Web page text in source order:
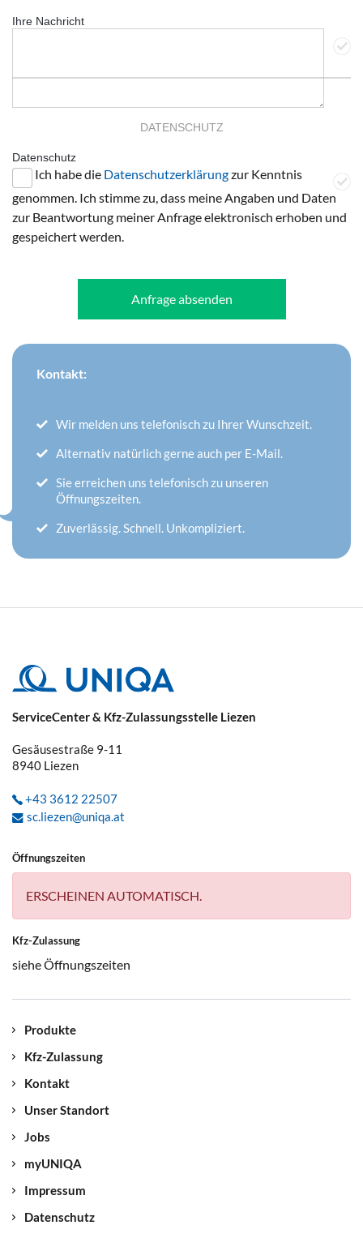
Ihre Nachricht
DATENSCHUTZ
Datenschutz
Ich habe die Datenschutzerklärungzur Kenntnis
genommen. Ich stimme zu, dass meine Angaben und Daten
zur Beantwortung meiner Anfrage elektronisch erhoben und
gespeichert werden.
Anfrage absenden
Kontakt:
Wir melden uns telefonisch zu Ihrer Wunschzeit.
Alternativ natürlich gerne auch per E-Mail.
Sie erreichen uns telefonisch zu unseren
Öffnungszeiten.
Zuverlässig. Schnell. Unkompliziert.
ServiceCenter & Kfz-Zulassungsstelle Liezen
Gesäusestraße 9-11
8940 Liezen
+43 3612 22507
sc.liezen@uniqa.at
Öffnungszeiten
ERSCHEINEN AUTOMATISCH.
Kfz-Zulassung
siehe Öffnungszeiten
Produkte
Kfz-Zulassung
Kontakt
Unser Standort
Jobs
myUNIQA
Impressum
Datenschutz